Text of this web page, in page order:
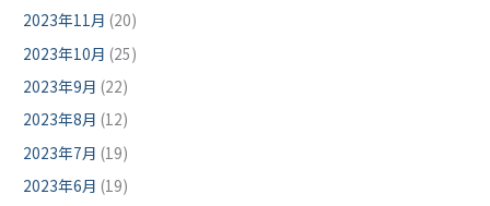
2023年11月 (20)
2023年10月 (25)
2023年9月 (22)
2023年8月 (12)
2023年7月 (19)
2023年6月 (19)